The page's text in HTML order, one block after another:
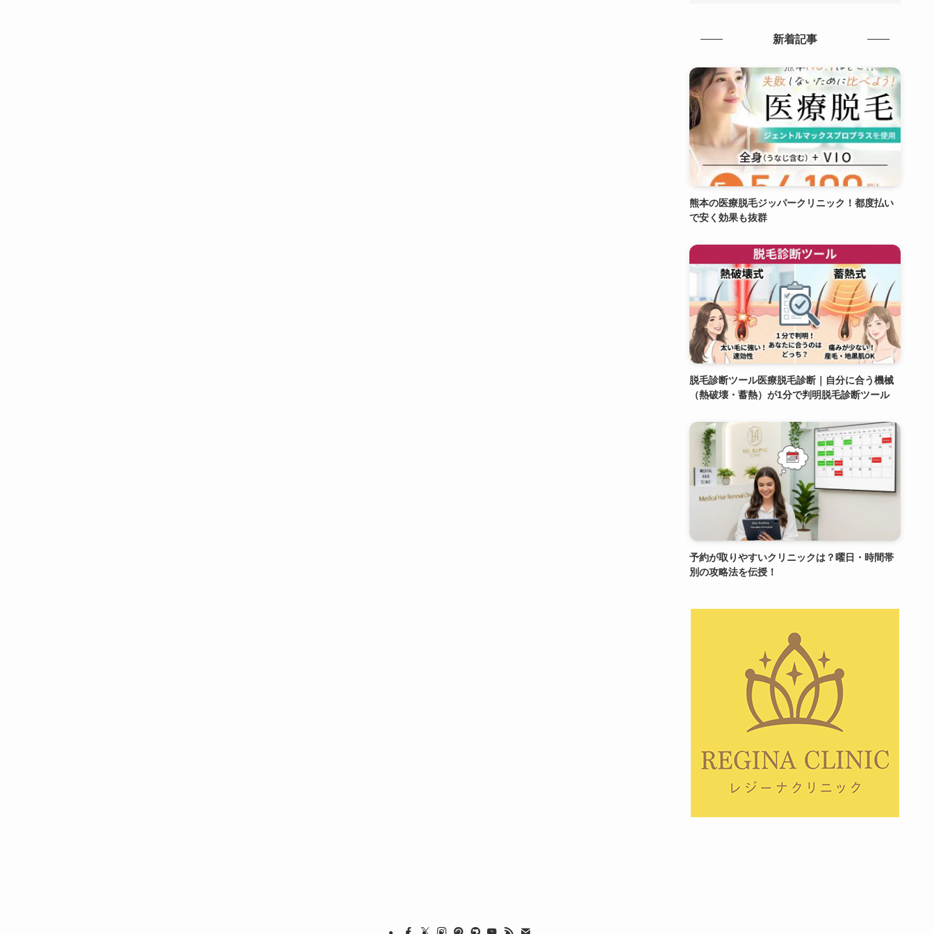
新着記事
熊本の医療脱毛ジッパークリニック！都度払い
で安く効果も抜群
脱毛診断ツール医療脱毛診断｜自分に合う機械
（熱破壊・蓄熱）が1分で判明脱毛診断ツール
予約が取りやすいクリニックは？曜日・時間帯
別の攻略法を伝授！